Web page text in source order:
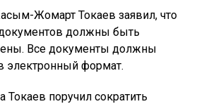
Жомарт Токаев заявил, что
должны быть
Все документы должны
электронный формат.
Токаев поручил сократить